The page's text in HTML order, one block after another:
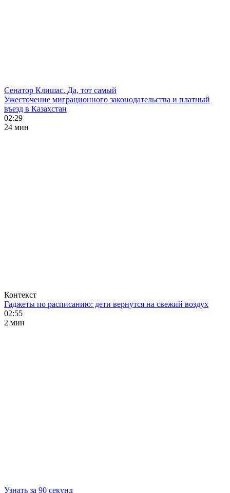
Сенатор Клишас. Да, тот самый
Ужесточение миграционного законодательства и платный
въезд в Казахстан
02:29
24 мин
Контекст
Гаджеты по расписанию: дети вернутся на свежий воздух
02:55
2 мин
Узнать за 90 секунд